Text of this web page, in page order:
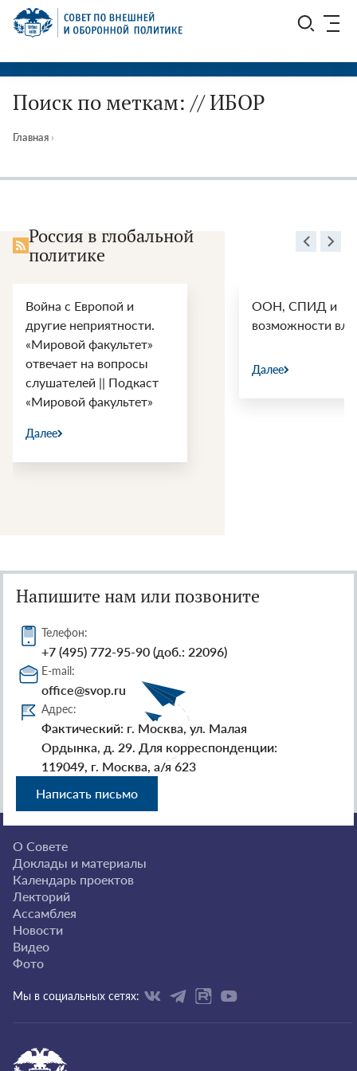
Перейти
СВОП
Поиск по меткам: // ИБОР
Главная ›
Россия в глобальной
политике
ООН, СПИД и
возможности влияния
Далее
Напишите нам или позвоните
Телефон:
+7 (495) 772-95-90 (доб.: 22096)
E-mail:
office@svop.ru
Адрес:
Фактический: г. Москва, ул. Малая
Ордынка, д. 29. Для корреспонденции:
119049, г. Москва, а/я 623
Написать письмо
О Совете
Доклады и материалы
Календарь проектов
Лекторий
Ассамблея
Новости
Видео
Фото
Мы в социальных сетях: